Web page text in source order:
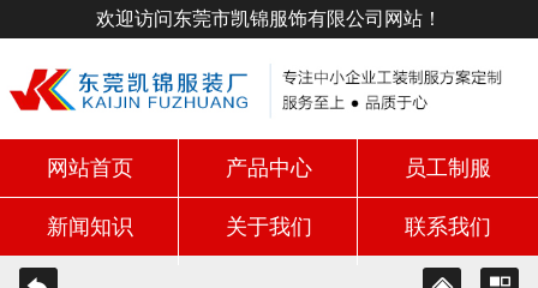
欢迎访问东莞市凯锦服饰有限公司网站！
网站首页 产品中心 员工制服
新闻知识 关于我们 联系我们